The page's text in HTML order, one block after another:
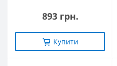
893 грн.
Купити